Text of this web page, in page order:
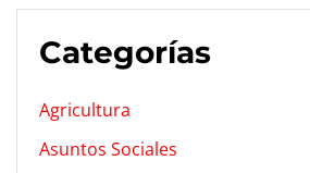
Categorías
Agricultura
Asuntos Sociales